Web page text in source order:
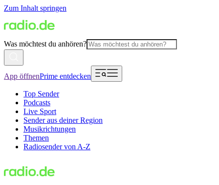
Zum Inhalt springen
Was möchtest du anhören?
App öffnenPrime entdecken
Top Sender
Podcasts
Live Sport
Sender aus deiner Region
Musikrichtungen
Themen
Radiosender von A-Z